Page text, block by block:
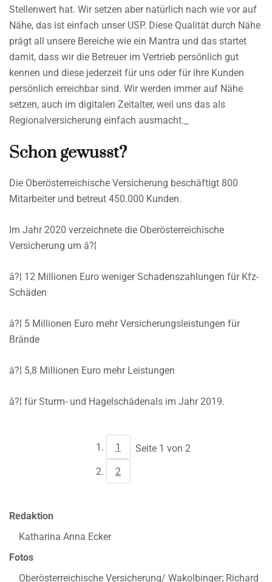
Stellenwert hat. Wir setzen aber natürlich nach wie vor auf
Nähe, das ist einfach unser USP. Diese Qualität durch Nähe
prägt all unsere Bereiche wie ein Mantra und das startet
damit, dass wir die Betreuer im Vertrieb persönlich gut
kennen und diese jederzeit für uns oder für ihre Kunden
persönlich erreichbar sind. Wir werden immer auf Nähe
setzen, auch im digitalen Zeitalter, weil uns das als
Regionalversicherung einfach ausmacht._
Schon gewusst?
Die Oberösterreichische Versicherung beschäftigt 800
Mitarbeiter und betreut 450.000 Kunden.
Im Jahr 2020 verzeichnete die Oberösterreichische
Versicherung um â?¦
â?¦ 12 Millionen Euro weniger Schadenszahlungen für Kfz-
Schäden
â?¦ 5 Millionen Euro mehr Versicherungsleistungen für
Brände
â?¦ 5,8 Millionen Euro mehr Leistungen
â?¦ für Sturm- und Hagelschädenals im Jahr 2019.
1
2
Seite 1 von 2
Redaktion
Katharina Anna Ecker
Fotos
Oberösterreichische Versicherung/ Wakolbinger; Richard